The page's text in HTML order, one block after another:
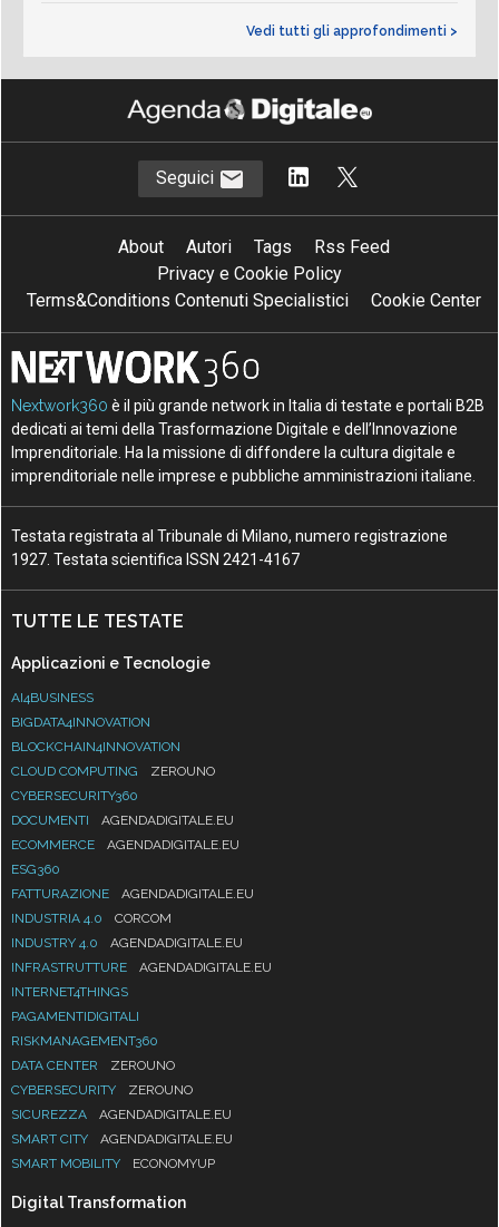
Vedi tutti gli approfondimenti >
Seguici
About Autori Tags
Rss Feed
Privacy e Cookie Policy
Terms&Conditions Contenuti Specialistici
Cookie Center
Nextwork360 è il più grande network in Italia di testate e portali B2B
dedicati ai temi della Trasformazione Digitale e dell’Innovazione
Imprenditoriale. Ha la missione di diffondere la cultura digitale e
imprenditoriale nelle imprese e pubbliche amministrazioni italiane.
Testata registrata al Tribunale di Milano, numero registrazione
1927. Testata scientifica ISSN 2421-4167
TUTTE LE TESTATE
Applicazioni e Tecnologie
AI4BUSINESS
BIGDATA4INNOVATION
BLOCKCHAIN4INNOVATION
CLOUD COMPUTING
ZEROUNO
CYBERSECURITY360
DOCUMENTI
AGENDADIGITALE.EU
ECOMMERCE
AGENDADIGITALE.EU
ESG360
FATTURAZIONE
AGENDADIGITALE.EU
INDUSTRIA 4.0
CORCOM
INDUSTRY 4.0
AGENDADIGITALE.EU
INFRASTRUTTURE
AGENDADIGITALE.EU
INTERNET4THINGS
PAGAMENTIDIGITALI
RISKMANAGEMENT360
DATA CENTER
ZEROUNO
CYBERSECURITY
ZEROUNO
SICUREZZA
AGENDADIGITALE.EU
SMART CITY
AGENDADIGITALE.EU
SMART MOBILITY
ECONOMYUP
Digital Transformation